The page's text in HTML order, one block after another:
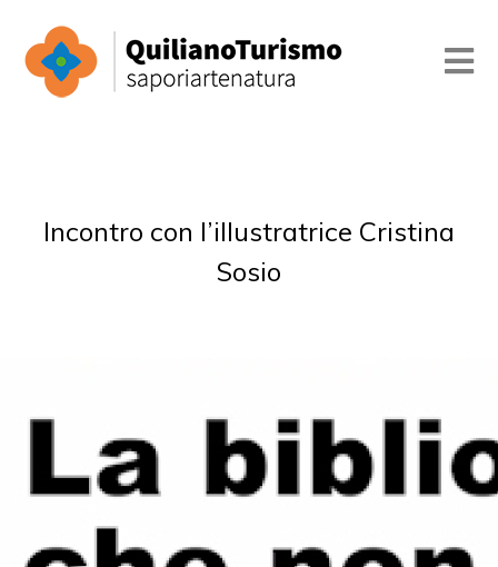
Incontro con l’illustratrice Cristina
Sosio